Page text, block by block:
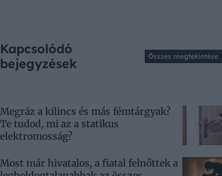
Kapcsolódó
bejegyzések
Összes megtekintése
Megráz a kilincs és más fémtárgyak?
Te tudod, mi az a statikus
elektromosság?
Most már hivatalos, a fiatal felnőttek a